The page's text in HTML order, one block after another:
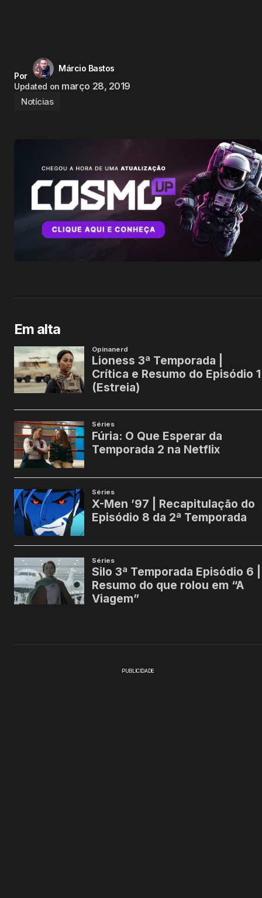
Por
Márcio Bastos
Updated on março 28, 2019
Notícias
Em alta
PUBLICIDADE